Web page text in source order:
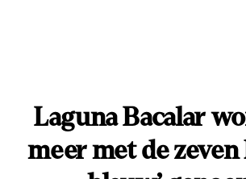
Laguna Bacalar
meer met de